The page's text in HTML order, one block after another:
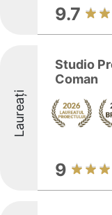
9.7
Laureați
Studio
Coman
9